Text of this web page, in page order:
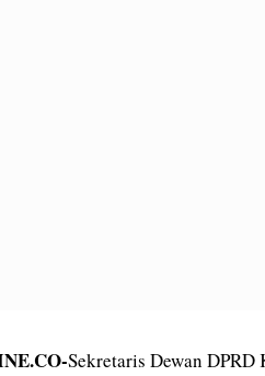
Sekretaris Dewan